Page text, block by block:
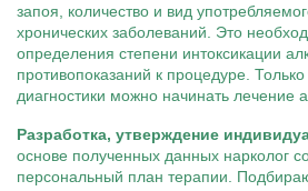
запоя, количество и вид
хронических заболеваний. Это
определения степени интоксикации
противопоказаний к процедуре.
диагностики можно начинать лечение
Разработка, утверждение
основе полученных данных нарколог
персональный план терапии.